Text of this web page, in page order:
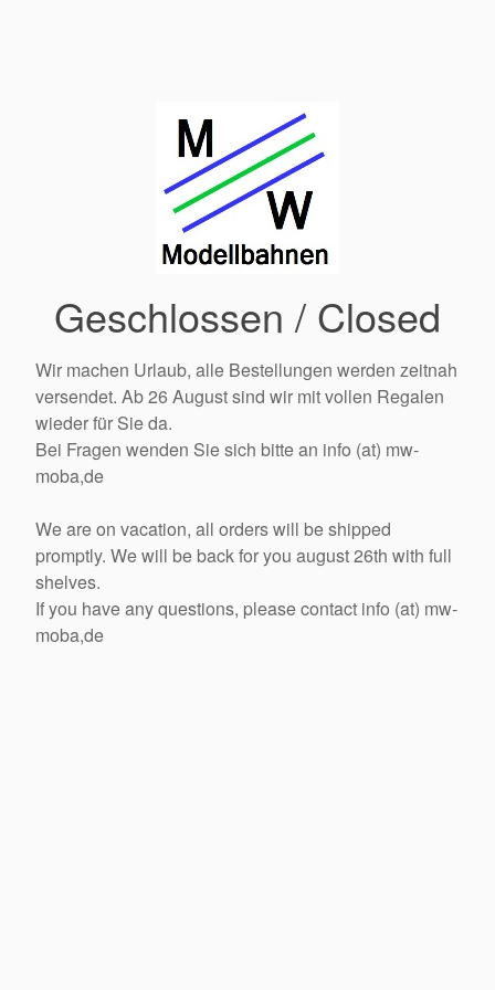
Geschlossen / Closed
Wir machen Urlaub, alle Bestellungen werden zeitnah
versendet. Ab 26 August sind wir mit vollen Regalen
wieder für Sie da.
Bei Fragen wenden Sie sich bitte an info (at) mw-
moba,de
We are on vacation, all orders will be shipped
promptly. We will be back for you august 26th with full
shelves.
If you have any questions, please contact info (at) mw-
moba,de